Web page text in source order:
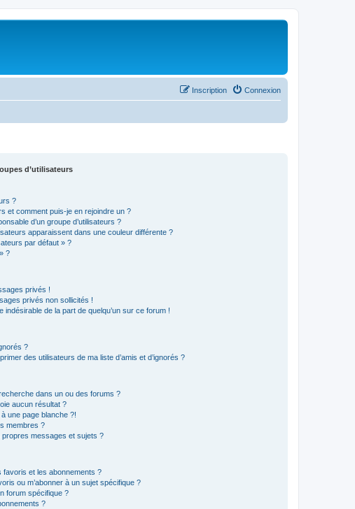
Connexion
Inscription
d’utilisateurs
?
et comment puis-je en rejoindre un ?
d’un groupe d’utilisateurs ?
apparaissent dans une couleur différente ?
par défaut » ?
?
privés !
privés non sollicités !
indésirable de la part de quelqu’un sur ce forum !
?
des utilisateurs de ma liste d’amis et d’ignorés ?
dans un ou des forums ?
aucun résultat ?
une page blanche ?!
membres ?
messages et sujets ?
favoris et les abonnements ?
ou m’abonner à un sujet spécifique ?
forum spécifique ?
?